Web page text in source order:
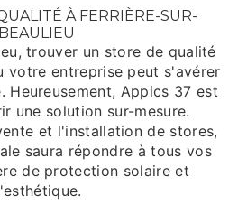
À FERRIÈRE-SUR-
BEAULIEU
trouver un store de qualité
votre entreprise peut s'avérer
Heureusement, Appics 37 est
une solution sur-mesure.
et l'installation de stores,
saura répondre à tous vos
de protection solaire et